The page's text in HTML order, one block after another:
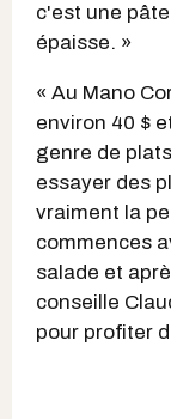
c'est une
épaisse. »
« Au Mano
environ 40 $
genre de
essayer des
vraiment la
commences
salade et
conseille
pour profiter